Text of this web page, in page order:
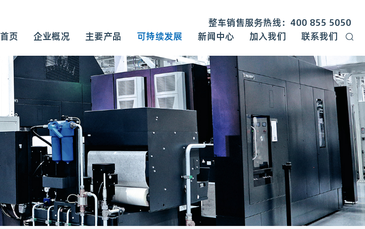
整车销售服务热线：400 855 5050
首页
企业概况 主要产品 可持续发展 新闻中心 加入我们 联系我们